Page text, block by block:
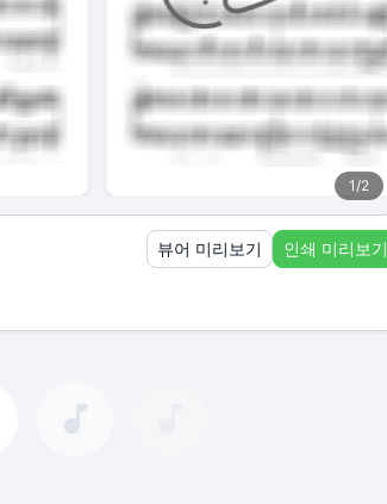
1/2
뷰어 미리보기 인쇄 미리보기